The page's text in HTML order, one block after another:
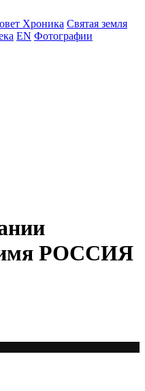
Хроника Святая земля
EN Фотографии
имя РОССИЯ